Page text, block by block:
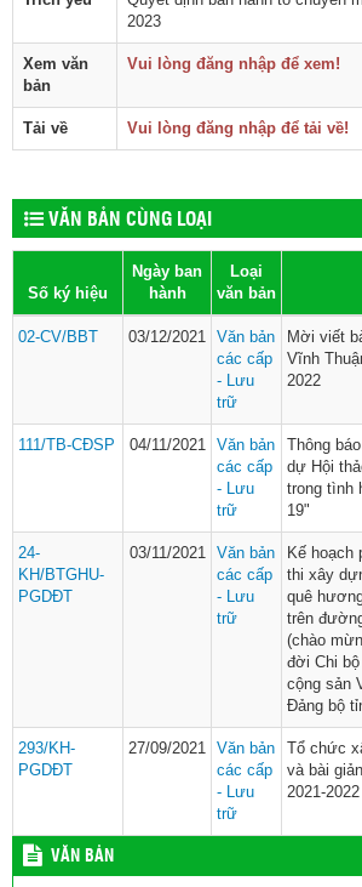
2023
Xem văn
bản
Vui lòng đăng nhập để xem!
Tải về Vui lòng đăng nhập để tải về!
VĂN BẢN CÙNG LOẠI
Số ký hiệu
Ngày ban
hành
Loại
văn bản
02-CV/BBT 03/12/2021
Văn bản
các cấp
- Lưu
trữ
Mời viết
Vĩnh
2022
111/TB-CĐSP 04/11/2021
Văn bản
các cấp
- Lưu
trữ
Thông
dự Hội
trong tình
19"
24-
KH/BTGHU-
PGDĐT
03/11/2021
Văn bản
các cấp
- Lưu
trữ
Kế hoạch
thi xây
quê
trên
(chào
đời Chi
cộng sản
Đảng bộ
293/KH-
PGDĐT
27/09/2021
Văn bản
các cấp
- Lưu
trữ
Tổ chức
và bài
2021-2022
VĂN BẢN